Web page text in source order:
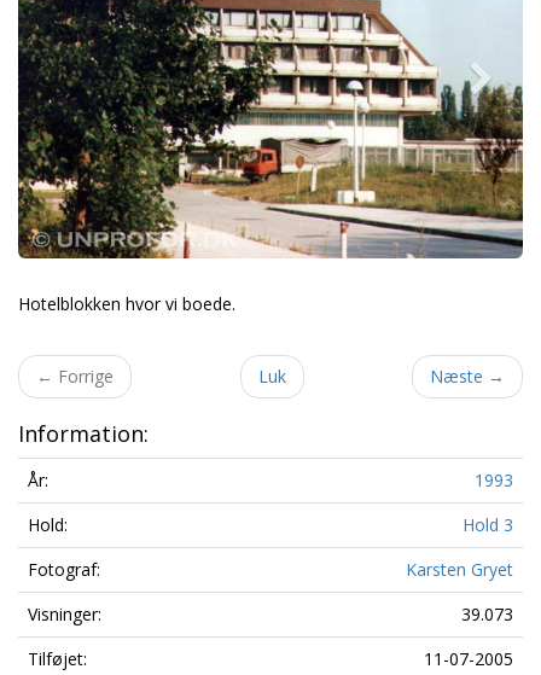
Hotelblokken hvor vi boede.
← Forrige Luk Næste →
Information:
År:
1993
Hold:
Hold 3
Fotograf:
Karsten Gryet
Visninger:
39.073
Tilføjet:
11-07-2005